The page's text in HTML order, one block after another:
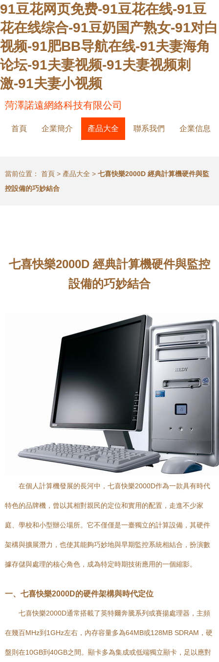
91豆花网页免费-91豆花在线-91豆
花在线综合-91豆奶国产熟女-91对白
视频-91肥BB导航在线-91夫妻海角
论坛-91夫妻视频-91夫妻视频刺
激-91夫妻小视频
菏澤諾遠網絡科技有限公司
首頁 企業簡介 產品大全 聯系我們 企業信息
當前位置： 首頁 > 產品大全 > 七喜快樂2000D 經典計算機硬件與監
控設備的巧妙結合
七喜快樂2000D 經典計算機硬件與監控
設備的巧妙結合
在個人計算機發展的長河中，七喜快樂2000D作為一款具有時代
特色的品牌機，曾以其相對親民的定位和實用的配置，走進不少家
庭、學校和小型辦公場所。它不僅僅是一臺獨立的計算設備，其硬件
架構與擴展潛力，也使其能夠巧妙地與早期監控系統相結合，扮演數
據存儲與處理的核心角色，成為特定時期技術應用的一個縮影。
一、七喜快樂2000D的硬件架構與時代定位
七喜快樂2000D通常搭載了英特爾奔騰系列或賽揚處理器，主頻
在幾百MHz到1GHz左右，內存容量多為64MB或128MB SDRAM，硬
盤則在10GB到40GB之間。顯卡多為集成或低端獨立顯卡，足以應對